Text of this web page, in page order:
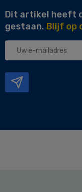
Dit artikel heeft
gestaan. Blijf op
Uw